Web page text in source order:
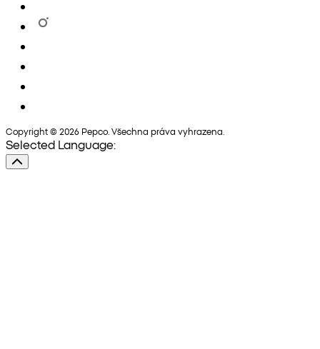
Copyright © 2026 Pepco. Všechna práva vyhrazena.
Selected Language: